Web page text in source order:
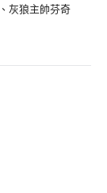
灰狼主帥芬奇